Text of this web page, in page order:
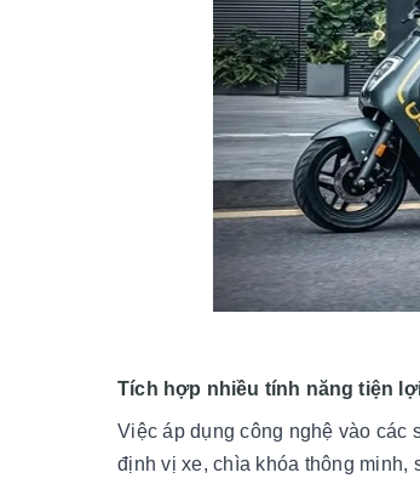
Tích hợp nhiều tính năng tiện
Việc áp dụng công nghệ vào các
định vị xe, chìa khóa thông minh,